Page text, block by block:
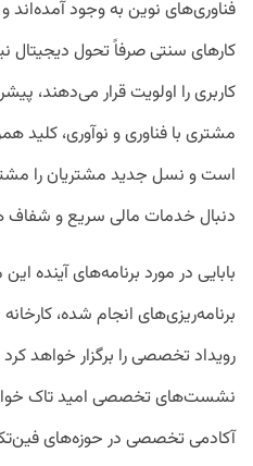
فناوری‌های نوین به وجود آمده‌اند
کارهای سنتی صرفاً تحول دیجیتال
کاربری را اولویت قرار می‌دهند،
مشتری با فناوری و نوآوری، کلید
است و نسل جدید مشتریان را
دنبال خدمات مالی سریع و شفاف
بابایی در مورد برنامه‌های آینده
نشست‌های تخصصی امید تاک
آکادمی تخصصی در حوزه‌های